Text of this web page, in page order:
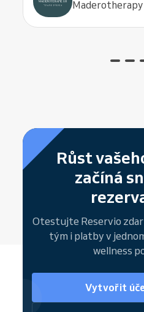
Maderotherapy
Růst
začíná
Otestujte Reservio
tým i platby v
wellness
Vytvořit